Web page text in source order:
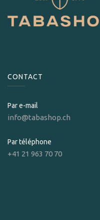
CONTACT
Par e-mail
info@tabashop.ch
Par téléphone
+41 21 963 70 70